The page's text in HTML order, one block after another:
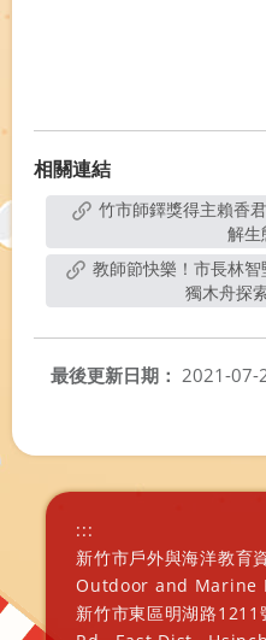
相關連結
解生
獨木舟探
最後更新日期： 2021-07-
:::
新竹市戶外與海洋教
Outdoor and Marine
新竹市東區明湖路